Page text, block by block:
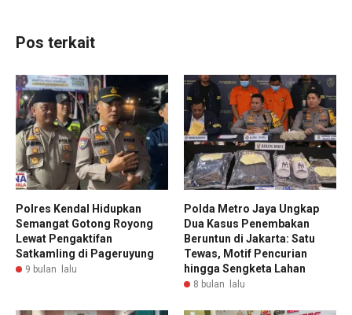
Pos terkait
Polres Kendal Hidupkan
Semangat Gotong Royong
Lewat Pengaktifan
Satkamling di Pageruyung
9 bulan lalu
Polda Metro Jaya Ungkap
Dua Kasus Penembakan
Beruntun di Jakarta: Satu
Tewas, Motif Pencurian
hingga Sengketa Lahan
8 bulan lalu